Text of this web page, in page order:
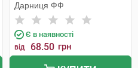
Дарниця ФФ
Є в наявності
від 68.50 грн